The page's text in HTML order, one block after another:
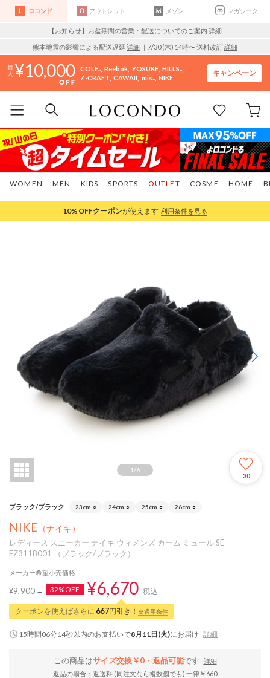
ロコンド アウトレット メゾン マガシーク
【お知らせ】お盆期間の営業・配送についてのご案内 詳細
熊本地震の影響による配送遅延 詳細 ｜7/30 (木) 14時〜 送料改訂詳細
10,000 COLE.. Reebok YOSUKE HILLS..
Z-CRAFT CAWAII mis.. NIKE
キャンペーン
WOMEN MEN KIDS SPORTS COSME HOME
OUTLET
10%OFFクーポンが使えます 利用条件を見る
1 /6
30
ブラック/ブラック 23cm ○ 24cm ○ 25cm ○ 26cm ○
NIKE （ナイキ）
レディース スニーカー ナイキ ウィメンズ カーム ミュール SE
FZ3118001 （ブラック/ブラック）
メーカー希望小売価格
¥9,900 32%OFF ¥6,670 税込
クーポンを使えばさらに 667円引き！ ※適用条件
15時間06分13秒以内のお支払いで8月11日(火)にお届け 詳細
この商品はサイズ交換￥0・返品可能です
詳細
返品の場合：返送料 (同注文なら複数個でも) 一律￥660